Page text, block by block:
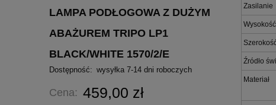
LAMPA PODŁOGOWA Z DUŻYM
ABAŻUREM TRIPO LP1
BLACK/WHITE 1570/2/E
Dostępność: wysyłka 7-14 dni roboczych
Cena: 459,00 zł
Zasilanie
Wysokość
Źródło
Materiał